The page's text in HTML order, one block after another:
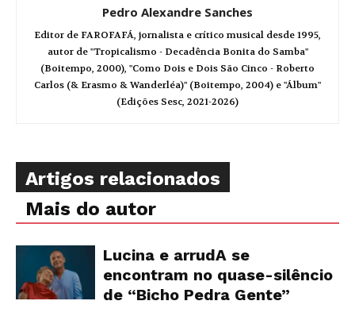
Pedro Alexandre Sanches
Editor de FAROFAFÁ, jornalista e crítico musical desde 1995,
autor de "Tropicalismo - Decadência Bonita do Samba"
(Boitempo, 2000), "Como Dois e Dois São Cinco - Roberto
Carlos (& Erasmo & Wanderléa)" (Boitempo, 2004) e "Álbum"
(Edições Sesc, 2021-2026)
Artigos relacionados
Mais do autor
Lucina e arrudA se
encontram no quase-silêncio
de “Bicho Pedra Gente”